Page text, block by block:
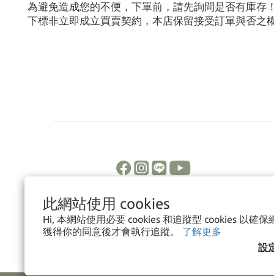
此網站使用 cookies
Hi, 本網站使用必要 cookies 和追蹤型 cookies 以確保
獲得你的同意後才會執行追蹤。 了解更多
設
為避免造成您的不便，下單前，請先詢問是否有庫存
下標非立即成立買賣契約，本店保留接受訂單與否之